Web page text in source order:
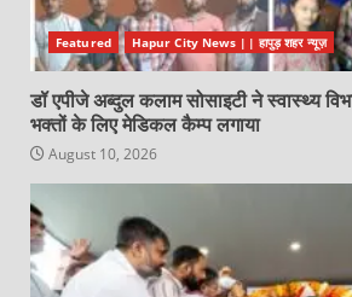
Featured Hapur City News || हापुड़ शहर न्यूज़
डॉ एपीजे अब्दुल कलाम सोसाइटी ने स्वास्थ्य
भक्तों के लिए मेडिकल कैम्प लगाया
August 10, 2026